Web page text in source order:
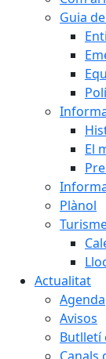
Guia
El
Plànol
Actualitat
Agenda
Avisos
Butlletí